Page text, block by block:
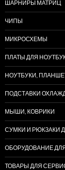
ШАРНИРЫ МАТРИЦ
ЧИПЫ
МИКРОСХЕМЫ
ПЛАТЫ ДЛЯ
НОУТБУКИ,
ПОДСТАВКИ
МЫШИ, КОВРИКИ
СУМКИ И РЮКЗАКИ
ОБОРУДОВАНИЕ
ТОВАРЫ ДЛЯ